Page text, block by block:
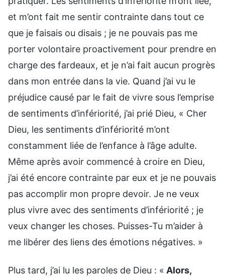
et m’ont fait me sentir contrainte dans tout ce
que je faisais ou disais ; je ne pouvais pas me
porter volontaire proactivement pour prendre en
charge des fardeaux, et je n’ai fait aucun progrès
dans mon entrée dans la vie. Quand j’ai vu le
préjudice causé par le fait de vivre sous l’emprise
de sentiments d’infériorité, j’ai prié Dieu, « Cher
Dieu, les sentiments d’infériorité m’ont
constamment liée de l’enfance à l’âge adulte.
Même après avoir commencé à croire en Dieu,
j’ai été encore contrainte par eux et je ne pouvais
pas accomplir mon propre devoir. Je ne veux
plus vivre avec des sentiments d’infériorité ; je
veux changer les choses. Puisses-Tu m’aider à
me libérer des liens des émotions négatives. »
Plus tard, j’ai lu les paroles de Dieu : « Alors,